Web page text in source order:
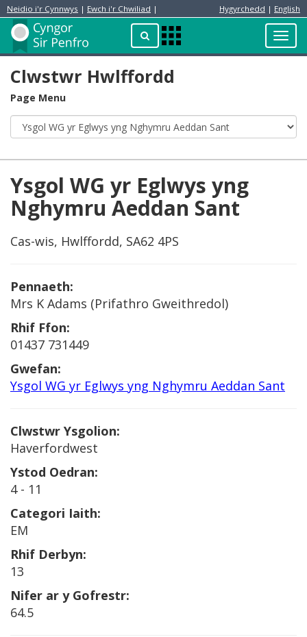
Neidio i'r Cynnwys | Ewch i'r Chwiliad | Hygyrchedd | English
ChwilioApps
Menu
Preswylydd
Clwstwr Hwlffordd
Page Menu
Ysgol WG yr Eglwys yng
Nghymru Aeddan Sant
Cas-wis, Hwlffordd, SA62 4PS
Pennaeth:
Mrs K Adams (Prifathro Gweithredol)
Rhif Ffon:
01437 731449
Gwefan:
Ysgol WG yr Eglwys yng Nghymru Aeddan Sant
Clwstwr Ysgolion:
Haverfordwest
Ystod Oedran:
4 - 11
Categori Iaith:
EM
Rhif Derbyn:
13
Nifer ar y Gofrestr:
64.5